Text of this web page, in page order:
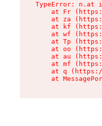
TypeError: n.at
at Fr
at za
at kf
at wf
at Tp
at oo
at au
at mf
at q
at